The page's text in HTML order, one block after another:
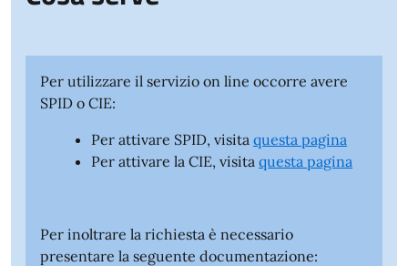
Per utilizzare il servizio on line occorre avere
SPID o CIE:
Per attivare SPID, visita questa pagina
Per attivare la CIE, visita questa pagina
Per inoltrare la richiesta è necessario
presentare la seguente documentazione: